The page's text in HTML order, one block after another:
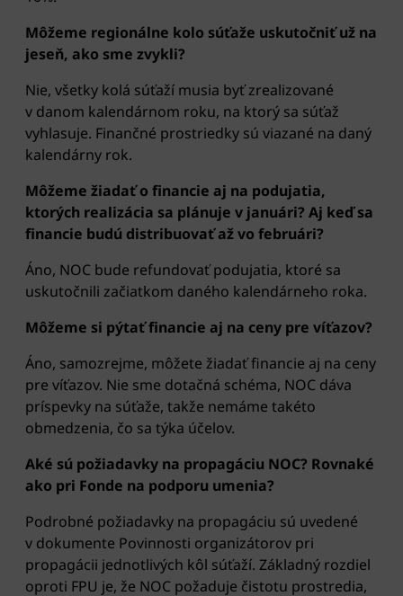
Môžeme regionálne kolo súťaže uskutočniť už na
jeseň, ako sme zvykli?
Nie, všetky kolá súťaží musia byť zrealizované
v danom kalendárnom roku, na ktorý sa súťaž
vyhlasuje. Finančné prostriedky sú viazané na daný
kalendárny rok.
Môžeme žiadať o financie aj na podujatia,
ktorých realizácia sa plánuje v januári? Aj keď sa
financie budú distribuovať až vo februári?
Áno, NOC bude refundovať podujatia, ktoré sa
uskutočnili začiatkom daného kalendárneho roka.
Môžeme si pýtať financie aj na ceny pre víťazov?
Áno, samozrejme, môžete žiadať financie aj na ceny
pre víťazov. Nie sme dotačná schéma, NOC dáva
príspevky na súťaže, takže nemáme takéto
obmedzenia, čo sa týka účelov.
Aké sú požiadavky na propagáciu NOC? Rovnaké
ako pri Fonde na podporu umenia?
Podrobné požiadavky na propagáciu sú uvedené
v dokumente Povinnosti organizátorov pri
propagácii jednotlivých kôl súťaží. Základný rozdiel
oproti FPU je, že NOC požaduje čistotu prostredia,